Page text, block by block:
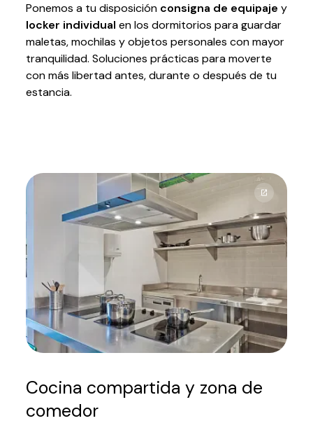
Ponemos a tu disposición consigna de equipaje y
locker individual en los dormitorios para guardar
maletas, mochilas y objetos personales con mayor
tranquilidad. Soluciones prácticas para moverte
con más libertad antes, durante o después de tu
estancia.
Cocina compartida y zona de
comedor